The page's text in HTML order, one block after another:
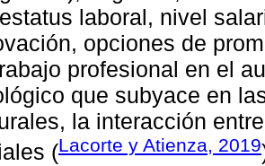
laboral, nivel
opciones de
profesional en el
que subyace en
la interacción
(Lacorte y Atienza, 2019